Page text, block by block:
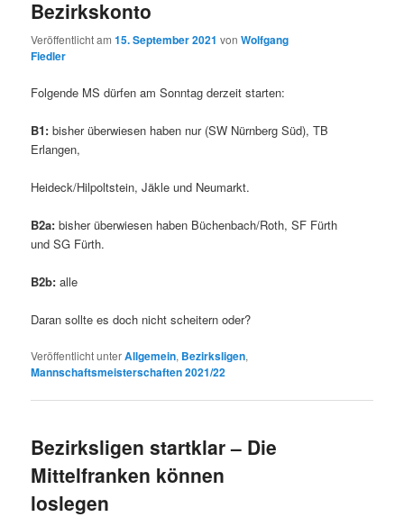
Bezirkskonto
Veröffentlicht am15. September 2021 vonWolfgang
Fiedler
Folgende MS dürfen am Sonntag derzeit starten:
B1: bisher überwiesen haben nur (SW Nürnberg Süd), TB
Erlangen,
Heideck/Hilpoltstein, Jäkle und Neumarkt.
B2a: bisher überwiesen haben Büchenbach/Roth, SF Fürth
und SG Fürth.
B2b: alle
Daran sollte es doch nicht scheitern oder?
Veröffentlicht unterAllgemein, Bezirksligen,
Mannschaftsmeisterschaften 2021/22
Bezirksligen startklar – Die
Mittelfranken können
loslegen